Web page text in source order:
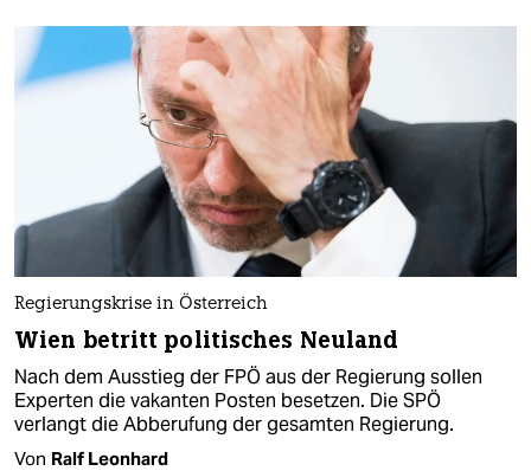
Regierungskrise in Österreich
Wien betritt politisches Neuland
Nach dem Ausstieg der FPÖ aus der Regierung sollen
Experten die vakanten Posten besetzen. Die SPÖ
verlangt die Abberufung der gesamten Regierung.
Von Ralf Leonhard